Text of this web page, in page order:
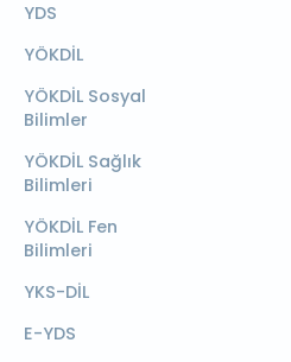
YDS
YÖKDİL
YÖKDİL Sosyal
Bilimler
YÖKDİL Sağlık
Bilimleri
YÖKDİL Fen
Bilimleri
YKS-DİL
E-YDS